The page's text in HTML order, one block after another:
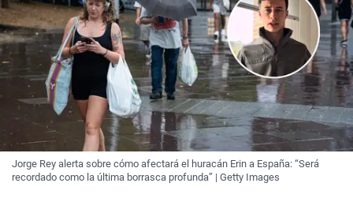
Jorge Rey alerta sobre cómo afectará el huracán Erin a España: “Será
recordado como la última borrasca profunda” | Getty Images